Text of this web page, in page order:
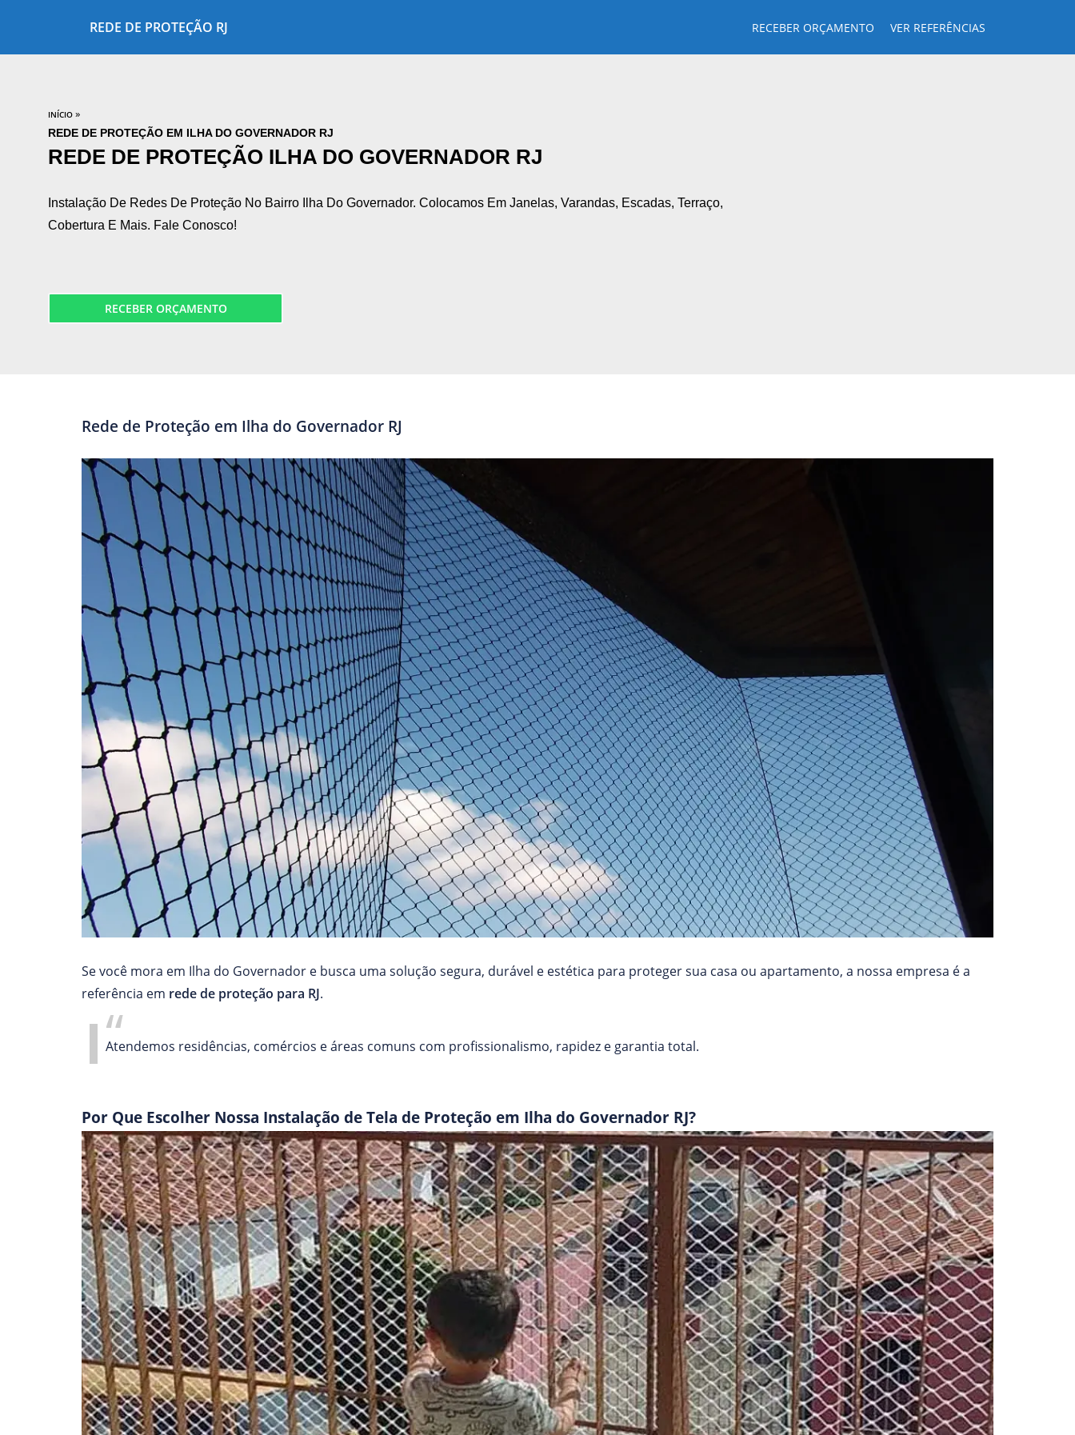
REDE DE PROTEÇÃO RJ RECEBER ORÇAMENTO VER REFERÊNCIAS
INÍCIO »
REDE DE PROTEÇÃO EM ILHA DO GOVERNADOR RJ
REDE DE PROTEÇÃO ILHA DO GOVERNADOR RJ
Instalação De Redes De Proteção No Bairro Ilha Do Governador. Colocamos Em Janelas, Varandas, Escadas, Terraço,
Cobertura E Mais. Fale Conosco!
RECEBER ORÇAMENTO
Rede de Proteção em Ilha do Governador RJ
Se você mora em Ilha do Governador e busca uma solução segura, durável e estética para proteger sua casa ou apartamento, a nossa empresa é a
referência em rede de proteção para RJ.
Atendemos residências, comércios e áreas comuns com profissionalismo, rapidez e garantia total.
Por Que Escolher Nossa Instalação de Tela de Proteção em Ilha do Governador RJ?